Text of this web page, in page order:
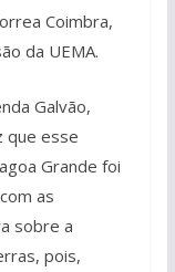
Coimbra,
da UEMA.
Galvão,
que esse
Grande foi
as
sobre a
pois,